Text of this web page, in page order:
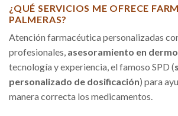
¿QUÉ SERVICIOS ME OFRECE
PALMERAS?
Atención farmacéutica personalizadas
profesionales, asesoramiento en
tecnología y experiencia, el famoso SPD (
personalizado de dosificación) para
manera correcta los medicamentos.